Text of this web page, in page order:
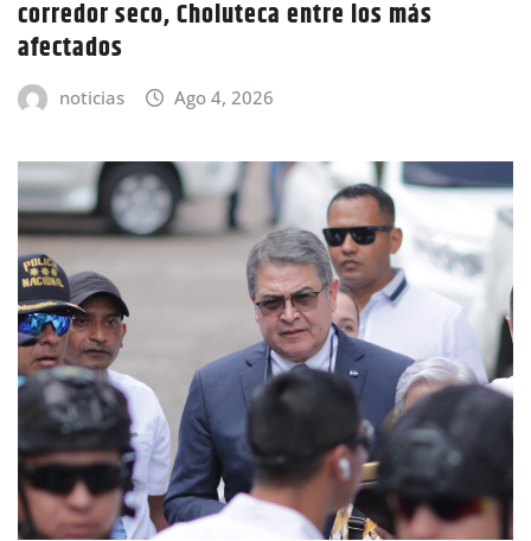
corredor seco, Choluteca entre los más
afectados
noticias Ago 4, 2026